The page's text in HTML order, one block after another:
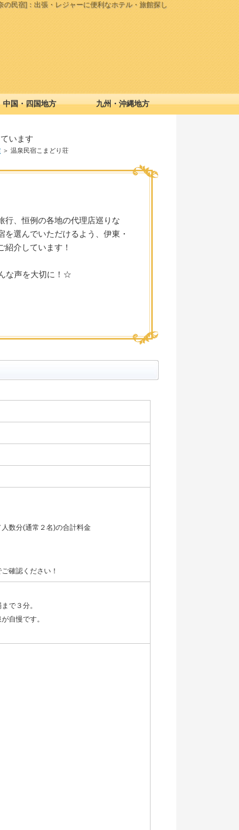
民宿]：出張・レジャーに便利なホテル・旅館探し
います
＞ 温泉民宿こまどり荘
行、恒例の各地の代理店巡りな
選んでいただけるよう、伊東・
介しています！
な声を大切に！☆
数分(通常２名)の合計料金
確認ください！
で３分。
自慢です。
中国・四国地方 九州・沖縄地方